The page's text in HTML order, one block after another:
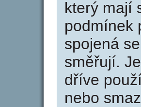
který mají
podmínek
spojená
směřují.
dříve
nebo